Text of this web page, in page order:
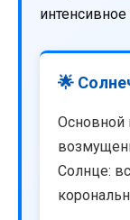
🌟
Основной
Солнце: